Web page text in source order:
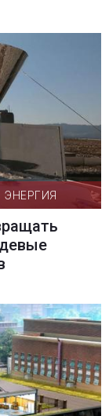
ЭНЕРГИЯ